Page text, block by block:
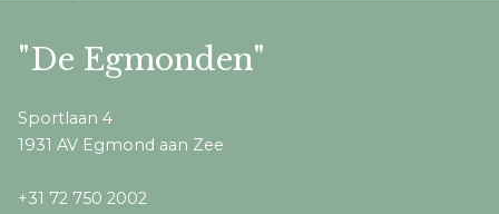
"De Egmonden"
Sportlaan 4
1931 AV Egmond aan Zee
+31 72 750 2002